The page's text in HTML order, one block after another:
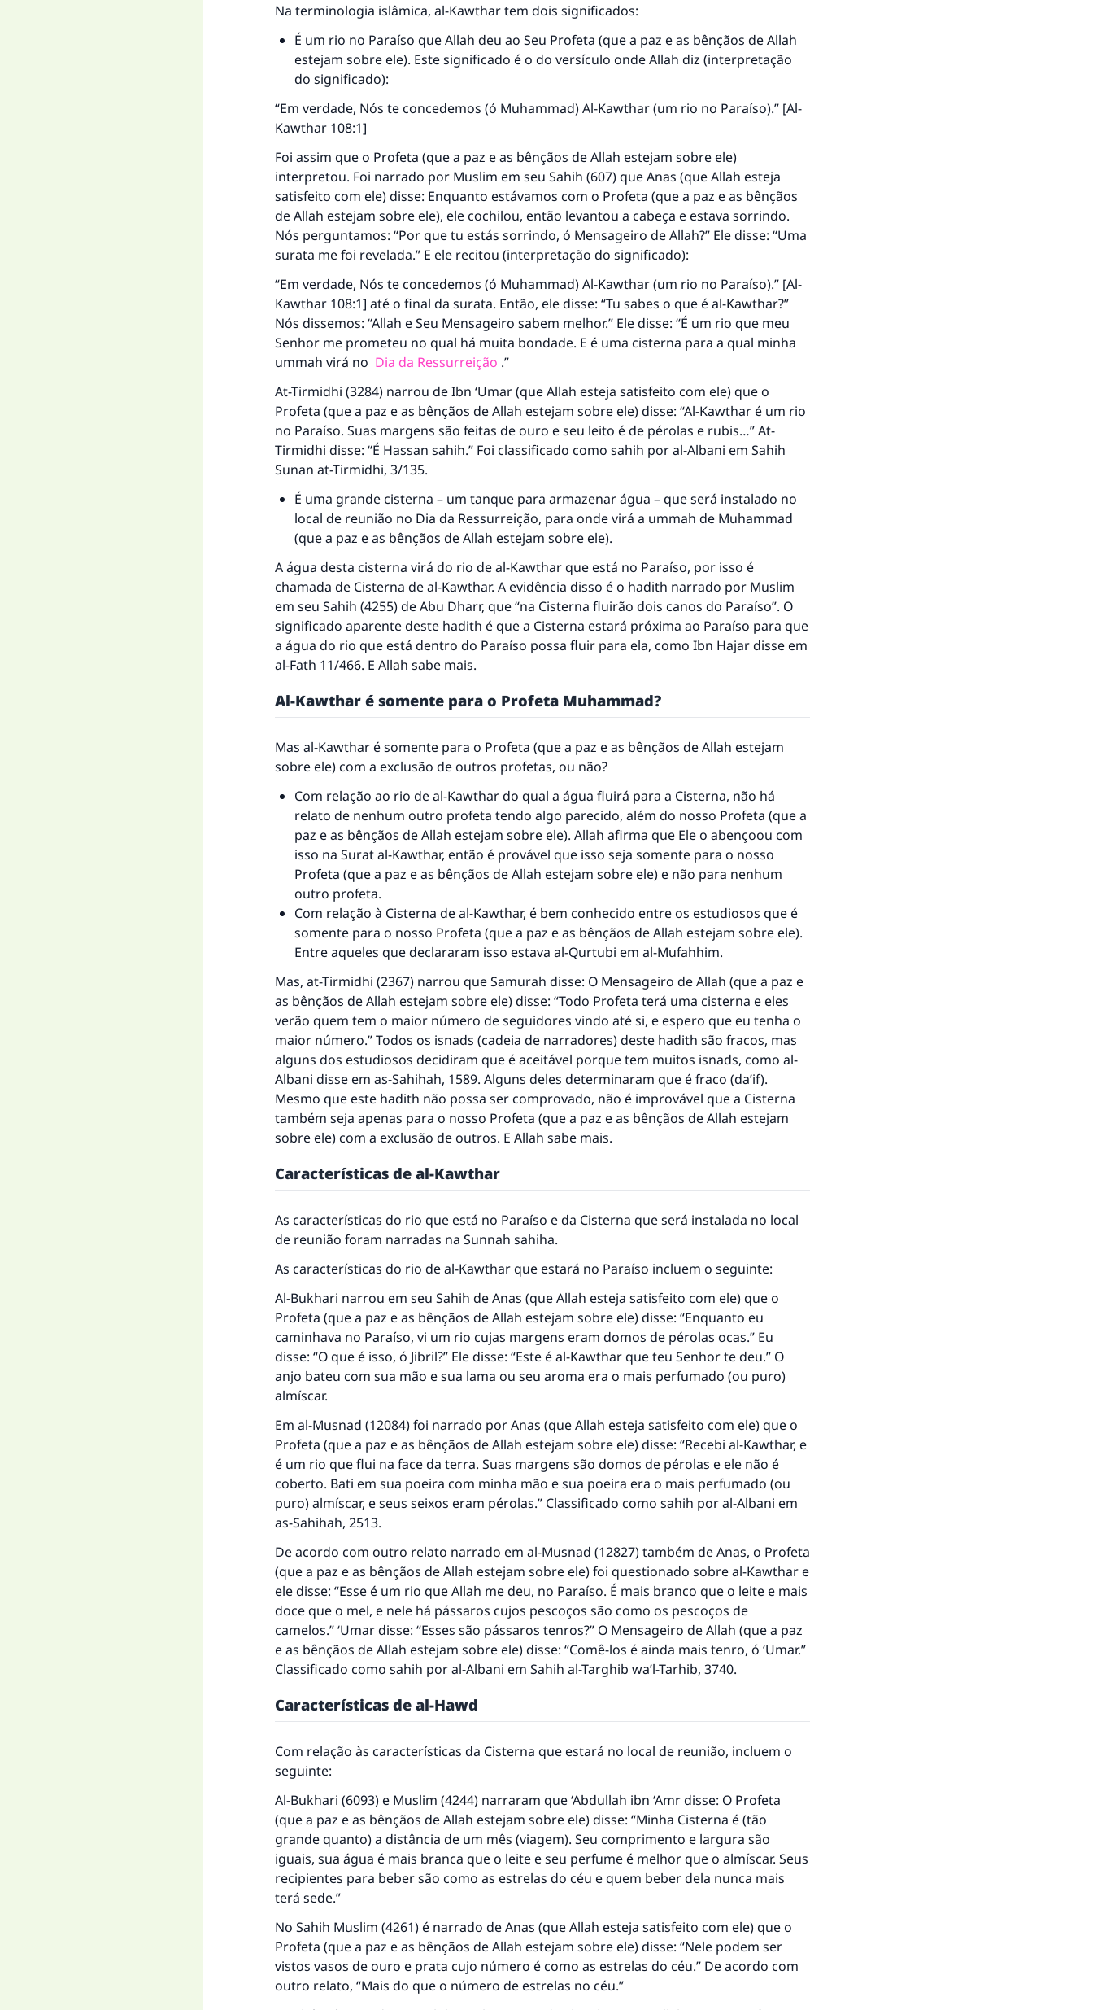
Na terminologia islâmica, al-Kawthar tem dois significados:
É um rio no Paraíso que Allah deu ao Seu Profeta (que a paz e as bênçãos de Allah
estejam sobre ele). Este significado é o do versículo onde Allah diz (interpretação
do significado):
“Em verdade, Nós te concedemos (ó Muhammad) Al-Kawthar (um rio no Paraíso).” [Al-
Kawthar 108:1]
Foi assim que o Profeta (que a paz e as bênçãos de Allah estejam sobre ele)
interpretou. Foi narrado por Muslim em seu Sahih (607) que Anas (que Allah esteja
satisfeito com ele) disse: Enquanto estávamos com o Profeta (que a paz e as bênçãos
de Allah estejam sobre ele), ele cochilou, então levantou a cabeça e estava sorrindo.
Nós perguntamos: “Por que tu estás sorrindo, ó Mensageiro de Allah?” Ele disse: “Uma
surata me foi revelada.” E ele recitou (interpretação do significado):
“Em verdade, Nós te concedemos (ó Muhammad) Al-Kawthar (um rio no Paraíso).” [Al-
Kawthar 108:1] até o final da surata. Então, ele disse: “Tu sabes o que é al-Kawthar?”
Nós dissemos: “Allah e Seu Mensageiro sabem melhor.” Ele disse: “É um rio que meu
Senhor me prometeu no qual há muita bondade. E é uma cisterna para a qual minha
ummah virá no Dia da Ressurreição .”
At-Tirmidhi (3284) narrou de Ibn ‘Umar (que Allah esteja satisfeito com ele) que o
Profeta (que a paz e as bênçãos de Allah estejam sobre ele) disse: “Al-Kawthar é um rio
no Paraíso. Suas margens são feitas de ouro e seu leito é de pérolas e rubis…” At-
Tirmidhi disse: “É Hassan sahih.” Foi classificado como sahih por al-Albani em Sahih
Sunan at-Tirmidhi, 3/135.
É uma grande cisterna – um tanque para armazenar água – que será instalado no
local de reunião no Dia da Ressurreição, para onde virá a ummah de Muhammad
(que a paz e as bênçãos de Allah estejam sobre ele).
A água desta cisterna virá do rio de al-Kawthar que está no Paraíso, por isso é
chamada de Cisterna de al-Kawthar. A evidência disso é o hadith narrado por Muslim
em seu Sahih (4255) de Abu Dharr, que “na Cisterna fluirão dois canos do Paraíso”. O
significado aparente deste hadith é que a Cisterna estará próxima ao Paraíso para que
a água do rio que está dentro do Paraíso possa fluir para ela, como Ibn Hajar disse em
al-Fath 11/466. E Allah sabe mais.
Al-Kawthar é somente para o Profeta Muhammad?
Mas al-Kawthar é somente para o Profeta (que a paz e as bênçãos de Allah estejam
sobre ele) com a exclusão de outros profetas, ou não?
Com relação ao rio de al-Kawthar do qual a água fluirá para a Cisterna, não há
relato de nenhum outro profeta tendo algo parecido, além do nosso Profeta (que a
paz e as bênçãos de Allah estejam sobre ele). Allah afirma que Ele o abençoou com
isso na Surat al-Kawthar, então é provável que isso seja somente para o nosso
Profeta (que a paz e as bênçãos de Allah estejam sobre ele) e não para nenhum
outro profeta.
Com relação à Cisterna de al-Kawthar, é bem conhecido entre os estudiosos que é
somente para o nosso Profeta (que a paz e as bênçãos de Allah estejam sobre ele).
Entre aqueles que declararam isso estava al-Qurtubi em al-Mufahhim.
Mas, at-Tirmidhi (2367) narrou que Samurah disse: O Mensageiro de Allah (que a paz e
as bênçãos de Allah estejam sobre ele) disse: “Todo Profeta terá uma cisterna e eles
verão quem tem o maior número de seguidores vindo até si, e espero que eu tenha o
maior número.” Todos os isnads (cadeia de narradores) deste hadith são fracos, mas
alguns dos estudiosos decidiram que é aceitável porque tem muitos isnads, como al-
Albani disse em as-Sahihah, 1589. Alguns deles determinaram que é fraco (da’if).
Mesmo que este hadith não possa ser comprovado, não é improvável que a Cisterna
também seja apenas para o nosso Profeta (que a paz e as bênçãos de Allah estejam
sobre ele) com a exclusão de outros. E Allah sabe mais.
Características de al-Kawthar
As características do rio que está no Paraíso e da Cisterna que será instalada no local
de reunião foram narradas na Sunnah sahiha.
As características do rio de al-Kawthar que estará no Paraíso incluem o seguinte:
Al-Bukhari narrou em seu Sahih de Anas (que Allah esteja satisfeito com ele) que o
Profeta (que a paz e as bênçãos de Allah estejam sobre ele) disse: “Enquanto eu
caminhava no Paraíso, vi um rio cujas margens eram domos de pérolas ocas.” Eu
disse: “O que é isso, ó Jibril?” Ele disse: “Este é al-Kawthar que teu Senhor te deu.” O
anjo bateu com sua mão e sua lama ou seu aroma era o mais perfumado (ou puro)
almíscar.
Em al-Musnad (12084) foi narrado por Anas (que Allah esteja satisfeito com ele) que o
Profeta (que a paz e as bênçãos de Allah estejam sobre ele) disse: “Recebi al-Kawthar, e
é um rio que flui na face da terra. Suas margens são domos de pérolas e ele não é
coberto. Bati em sua poeira com minha mão e sua poeira era o mais perfumado (ou
puro) almíscar, e seus seixos eram pérolas.” Classificado como sahih por al-Albani em
as-Sahihah, 2513.
De acordo com outro relato narrado em al-Musnad (12827) também de Anas, o Profeta
(que a paz e as bênçãos de Allah estejam sobre ele) foi questionado sobre al-Kawthar e
ele disse: “Esse é um rio que Allah me deu, no Paraíso. É mais branco que o leite e mais
doce que o mel, e nele há pássaros cujos pescoços são como os pescoços de
camelos.” ​​‘Umar disse: “Esses são pássaros tenros?” O Mensageiro de Allah (que a paz
e as bênçãos de Allah estejam sobre ele) disse: “Comê-los é ainda mais tenro, ó ‘Umar.”
Classificado como sahih por al-Albani em Sahih al-Targhib wa’l-Tarhib, 3740.
Características de al-Hawd
Com relação às características da Cisterna que estará no local de reunião, incluem o
seguinte:
Al-Bukhari (6093) e Muslim (4244) narraram que ‘Abdullah ibn ‘Amr disse: O Profeta
(que a paz e as bênçãos de Allah estejam sobre ele) disse: “Minha Cisterna é (tão
grande quanto) a distância de um mês (viagem). Seu comprimento e largura são
iguais, sua água é mais branca que o leite e seu perfume é melhor que o almíscar. Seus
recipientes para beber são como as estrelas do céu e quem beber dela nunca mais
terá sede.”
No Sahih Muslim (4261) é narrado de Anas (que Allah esteja satisfeito com ele) que o
Profeta (que a paz e as bênçãos de Allah estejam sobre ele) disse: “Nele podem ser
vistos vasos de ouro e prata cujo número é como as estrelas do céu.” De acordo com
outro relato, “Mais do que o número de estrelas no céu.”
A resposta n° 110845 salvou um casamento.
Ajude-nos a responder à Ummah
O Profeta ﷺ disse,
"Quem quer que incentive outros a fazer o que é bom receberá a
mesma recompensa que aqueles que o fazem."
(MUSLIM, 1893)
CONTRIBUIR